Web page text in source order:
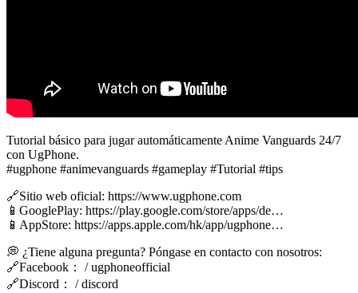
Tutorial básico para jugar automáticamente Anime Vanguards 24/7
con UgPhone.
#ugphone #animevanguards #gameplay #Tutorial #tips
🔗Sitio web oficial: https://www.ugphone.com
📱GooglePlay: https://play.google.com/store/apps/de…
📱AppStore: https://apps.apple.com/hk/app/ugphone…
💭 ¿Tiene alguna pregunta? Póngase en contacto con nosotros:
🔗Facebook： / ugphoneofficial
🔗Discord： / discord